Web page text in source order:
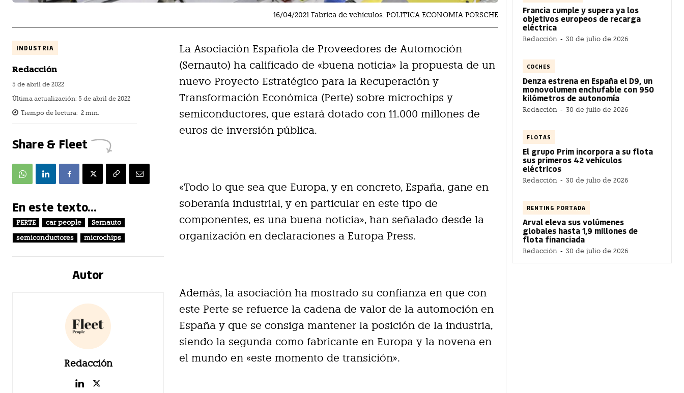
16/04/2021 Fabrica de vehículos. POLITICA ECONOMIA PORSCHE
INDUSTRIA
Redacción
5 de abril de 2022
Última actualización: 5 de abril de 2022
Tiempo de lectura: 2 min.
Share & Fleet
En este texto...
PERTE car people
Sernauto
semiconductores
microchips
Autor
Redacción
La Asociación Española de Proveedores de Automoción
(Sernauto) ha calificado de «buena noticia» la propuesta de un
nuevo Proyecto Estratégico para la Recuperación y
Transformación Económica (Perte) sobre microchips y
semiconductores, que estará dotado con 11.000 millones de
euros de inversión pública.
«Todo lo que sea que Europa, y en concreto, España, gane en
soberanía industrial, y en particular en este tipo de
componentes, es una buena noticia», han señalado desde la
organización en declaraciones a Europa Press.
Además, la asociación ha mostrado su confianza en que con
este Perte se refuerce la cadena de valor de la automoción en
España y que se consiga mantener la posición de la industria,
siendo la segunda como fabricante en Europa y la novena en
el mundo en «este momento de transición».
Francia cumple y supera ya los
objetivos europeos de recarga
eléctrica
Redacción - 30 de julio de 2026
COCHES
Denza estrena en España el D9, un
monovolumen enchufable con 950
kilómetros de autonomía
Redacción - 30 de julio de 2026
FLOTAS
El grupo Prim incorpora a su flota
sus primeros 42 vehículos
eléctricos
Redacción - 30 de julio de 2026
RENTING PORTADA
Arval eleva sus volúmenes
globales hasta 1,9 millones de
flota financiada
Redacción - 30 de julio de 2026